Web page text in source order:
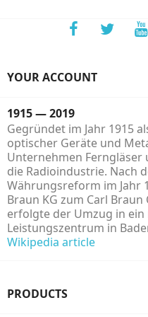
YOUR ACCOUNT
1915 — 2019
Gegründet im Jahr 1915
optischer Geräte und
Unternehmen
die Radioindustrie. Nach
Währungsreform im Jahr
Braun KG zum Carl
erfolgte der Umzug in
Leistungszentrum in
Wikipedia article
PRODUCTS